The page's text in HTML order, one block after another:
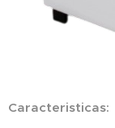
Caracteristicas: